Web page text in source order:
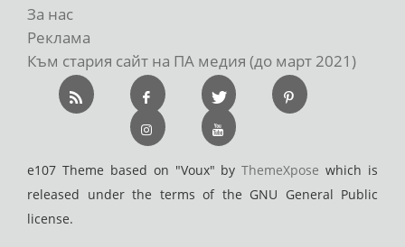
За нас
Реклама
Към стария сайт на ПА медия (до март 2021)
e107 Theme based on "Voux" byThemeXpose which is
released under the terms of the GNU General Public
license.